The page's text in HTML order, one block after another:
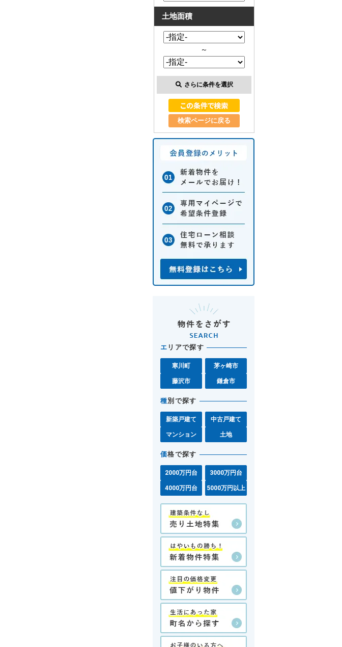
土地面積
～
さらに条件を選択
検索ページに戻る
エ リアで探す
寒川町 茅ヶ崎市
藤沢市 鎌倉市
種別で探す
新築戸建て 中古戸建て
マンション 土地
価格で探す
2000万円台 3000万円台
4000万円台 5000万円以上